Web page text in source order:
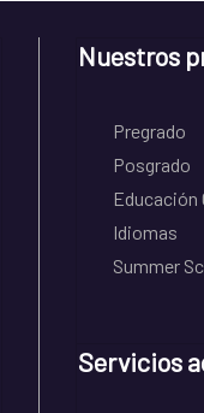
Nuestros
Pregrado
Posgrado
Educación
Idiomas
Summer
Servicios